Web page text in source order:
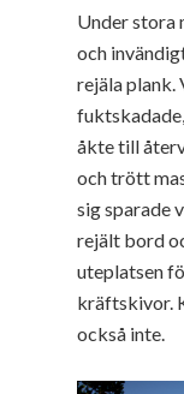
Under stora
och
rejäla plank.
åkte till
och trött
sig sparade
rejält bord
uteplatsen
kräftskivor.
också inte.